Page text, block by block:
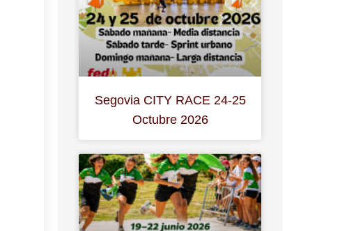
Segovia CITY RACE 24-25
Octubre 2026